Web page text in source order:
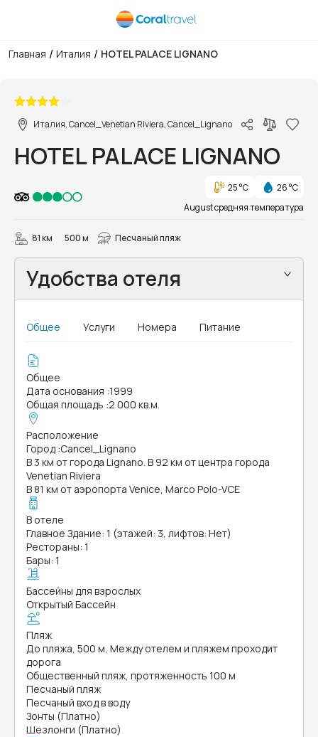
Главная / Италия / HOTEL PALACE LIGNANO
Италия, Cancel_Venetian Riviera, Cancel_Lignano
HOTEL PALACE LIGNANO
25 °C
26 °C
August средняя температура
81 км 500 м Песчаный пляж
Удобства отеля
Общее Услуги Номера Питание
Общее
Дата основания :1999
Общая площадь :2 000 кв.м.
Расположение
Город :Cancel_Lignano
В 3 км от города Lignano. В 92 км от центра города
Venetian Riviera
В 81 км от аэропорта Venice, Marco Polo-VCE
В отеле
Главное Здание: 1 (этажей: 3, лифтов: Нет)
Рестораны: 1
Бары: 1
Бассейны для взрослых
Открытый Бассейн
Пляж
До пляжа, 500 м, Между отелем и пляжем проходит
дорога
Общественный пляж, протяженность 100 м
Песчаный пляж
Песчаный вход в воду
Зонты (Платно)
Шезлонги (Платно)